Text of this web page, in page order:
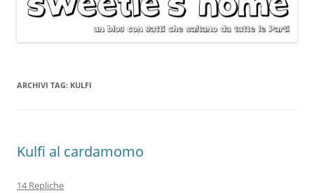
ARCHIVI TAG: KULFI
Kulfi al cardamomo
14 Repliche